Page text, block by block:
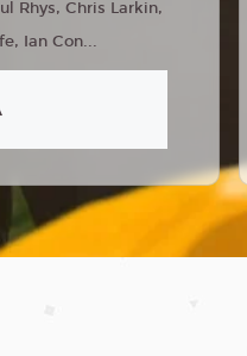
Rhys, Chris Larkin,
Ian Con...